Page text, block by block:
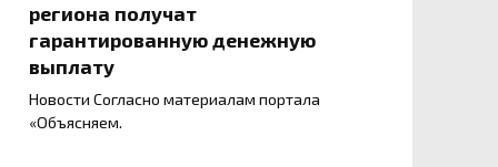
региона получат
гарантированную денежную
выплату
Новости Согласно материалам портала
«Объясняем.